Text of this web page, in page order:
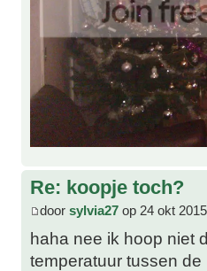
Re: koopje toch?
door sylvia27 op 24 okt
haha nee ik hoop niet
temperatuur tussen